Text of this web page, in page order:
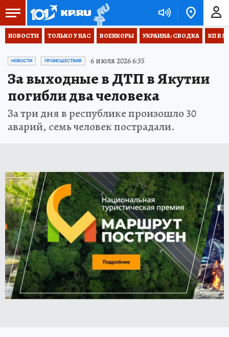
НОВОСТИ ТОЛЬКО У НАС ВОЕНКОРЫ УКРАИНА: СВОДКА КП В
НОВОСТИ ПРОИСШЕСТВИЯ 6 июля 2026 6:35
За выходные в ДТП в Якутии
погибли два человека
За три дня в республике произошло 30
аварий, семь человек пострадали.